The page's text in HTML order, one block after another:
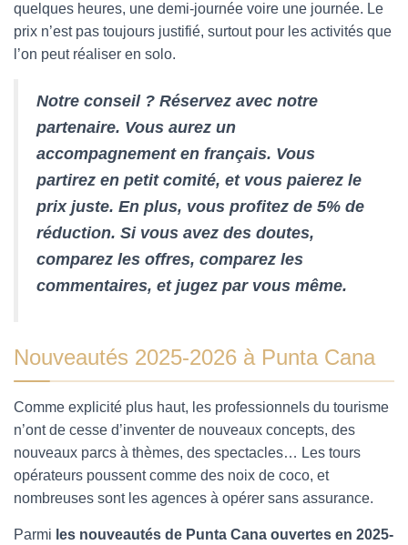
quelques heures, une demi-journée voire une journée. Le
prix n’est pas toujours justifié, surtout pour les activités que
l’on peut réaliser en solo.
Notre conseil ? Réservez avec notre
partenaire. Vous aurez un
accompagnement en français. Vous
partirez en petit comité, et vous paierez le
prix juste. En plus, vous profitez de 5% de
réduction. Si vous avez des doutes,
comparez les offres, comparez les
commentaires, et jugez par vous même.
Nouveautés 2025-2026 à Punta Cana
Comme explicité plus haut, les professionnels du tourisme
n’ont de cesse d’inventer de nouveaux concepts, des
nouveaux parcs à thèmes, des spectacles… Les tours
opérateurs poussent comme des noix de coco, et
nombreuses sont les agences à opérer sans assurance.
Parmi les nouveautés de Punta Cana ouvertes en 2025-